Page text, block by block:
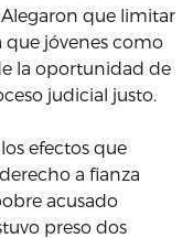
que limitar
que jóvenes como
la oportunidad de
judicial justo.
efectos que
a fianza
acusado
preso dos